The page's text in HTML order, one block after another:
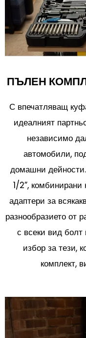
ПЪЛЕН
С впечатляващ
идеалният
независимо
автомобили,
домашни
1/2”,
адаптери за
разнообразието от
с всеки вид болт
избор за тези,
комплект,